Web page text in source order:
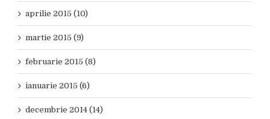
aprilie 2015 (10)
martie 2015 (9)
februarie 2015 (8)
ianuarie 2015 (6)
decembrie 2014 (14)